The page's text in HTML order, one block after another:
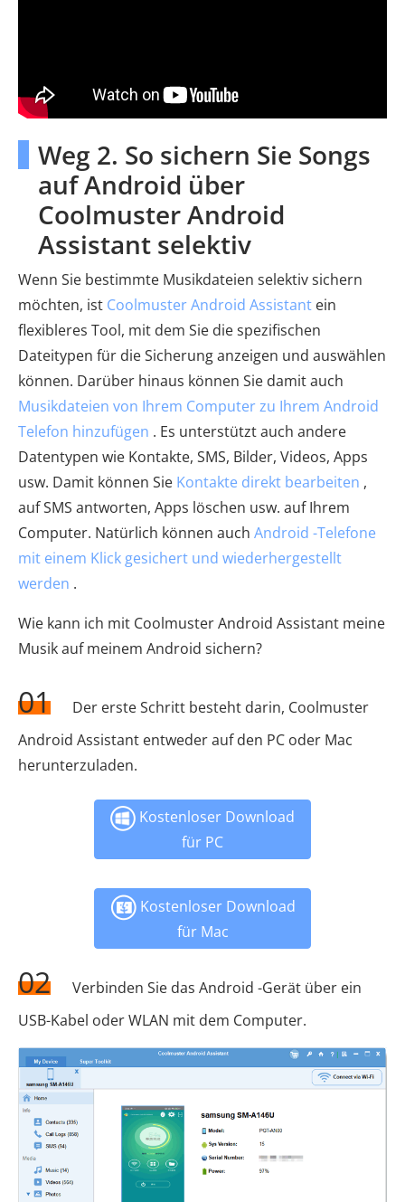
Weg 2. So sichern Sie Songs
auf Android über
Coolmuster Android
Assistant selektiv
Wenn Sie bestimmte Musikdateien selektiv sichern
möchten, ist Coolmuster Android Assistant ein
flexibleres Tool, mit dem Sie die spezifischen
Dateitypen für die Sicherung anzeigen und auswählen
können. Darüber hinaus können Sie damit auch
Musikdateien von Ihrem Computer zu Ihrem Android
Telefon hinzufügen . Es unterstützt auch andere
Datentypen wie Kontakte, SMS, Bilder, Videos, Apps
usw. Damit können Sie Kontakte direkt bearbeiten ,
auf SMS antworten, Apps löschen usw. auf Ihrem
Computer. Natürlich können auch Android -Telefone
mit einem Klick gesichert und wiederhergestellt
werden .
Wie kann ich mit Coolmuster Android Assistant meine
Musik auf meinem Android sichern?
01
Der erste Schritt besteht darin, Coolmuster
Android Assistant entweder auf den PC oder Mac
herunterzuladen.
Kostenloser Download
für PC
Kostenloser Download
für Mac
02
Verbinden Sie das Android -Gerät über ein
USB-Kabel oder WLAN mit dem Computer.